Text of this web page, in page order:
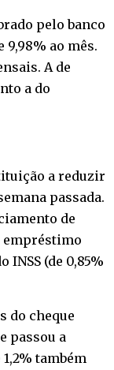
pelo banco
9,98% ao mês.
A de
a do
a reduzir
passada.
de
empréstimo
(de 0,85%
do cheque
passou a
também